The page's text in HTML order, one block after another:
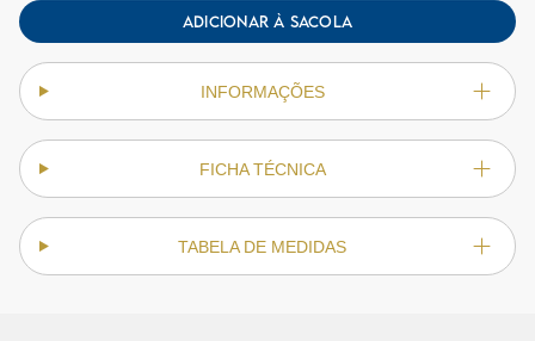
ADICIONAR À SACOLA
INFORMAÇÕES
FICHA TÉCNICA
TABELA DE MEDIDAS